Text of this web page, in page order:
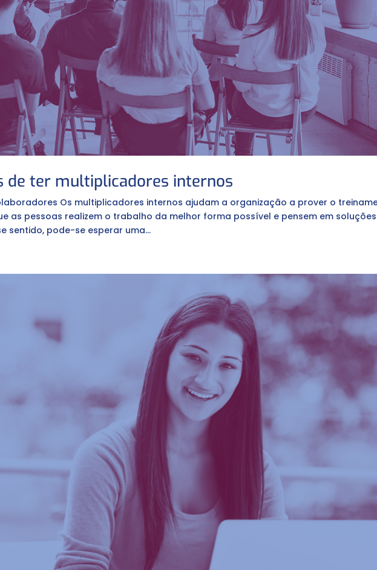
de ter multiplicadores internos
Os multiplicadores internos ajudam a organização a prover o
as pessoas realizem o trabalho da melhor forma possível e pensem em soluções
sentido, pode-se esperar uma...